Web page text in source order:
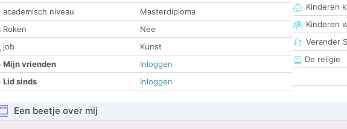
academisch niveau
Masterdiploma
Roken
Nee
job
Kunst
Mijn vrienden
Inloggen
Lid sinds
Inloggen
Kinderen
Kinderen
Verander
De religie
Een beetje over mij